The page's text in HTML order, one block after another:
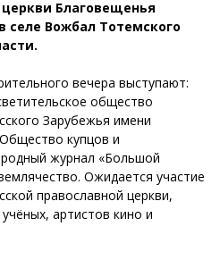
Благовещенья
селе Вожбал Тотемского
вечера выступают:
общество
Зарубежья имени
купцов и
журнал «Большой
Ожидается участие
православной церкви,
артистов кино и